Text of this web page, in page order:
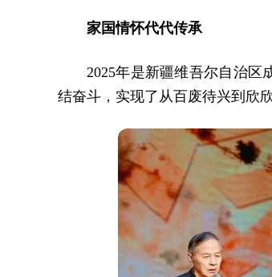
家国情怀代代传承
2025年是新疆维吾尔自治区
结奋斗，实现了从百废待兴到欣